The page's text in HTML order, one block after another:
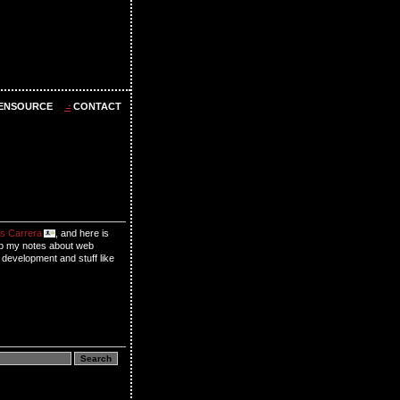
CONTACT
Carrera
, and here is
my notes about web
and stuff like